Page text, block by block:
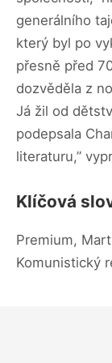
generálního
který byl po
přesně před
dozvěděla z
Já žil od
podepsala
literaturu,”
Klíčová
Premium,
Komunistický